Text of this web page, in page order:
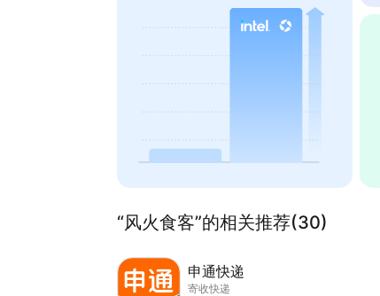
“风火食客”的相关推荐(30)
申通快递
寄收快递